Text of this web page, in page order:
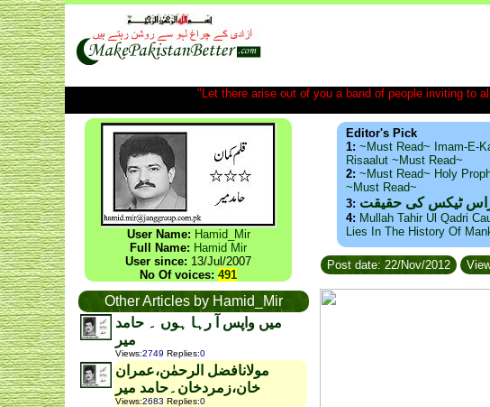
"Let there arise out of you a band of people inviting to
User Name: Hamid_Mir
Full Name: Hamid Mir
User since: 13/Jul/2007
No Of voices: 491
Other Articles by Hamid_Mir
میں واپس آ رہا ہوں ۔ حامد
میر
Views:2749 Replies:0
مولانافضل الرحمٰن،عمران
خان،زمردخان۔حامد میر
Views:2683 Replies:0
Editor's Pick
1: ~Must Read~ Imam-E-
Risaalut ~Must Read~
2: ~Must Read~ Holy
~Must Read~
3: ٹیکس کی حقیقت
4: Mullah Tahir Ul Qadri
Lies In The History Of
Post date: 22/Nov/2012